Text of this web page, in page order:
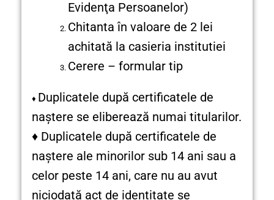
Evidenţa Persoanelor)
Chitanta în valoare de 2 lei
achitată la casieria institutiei
Cerere – formular tip
♦ Duplicatele după certificatele de
naştere se eliberează numai titularilor.
♦ Duplicatele după certificatele de
naştere ale minorilor sub 14 ani sau a
celor peste 14 ani, care nu au avut
niciodată act de identitate se